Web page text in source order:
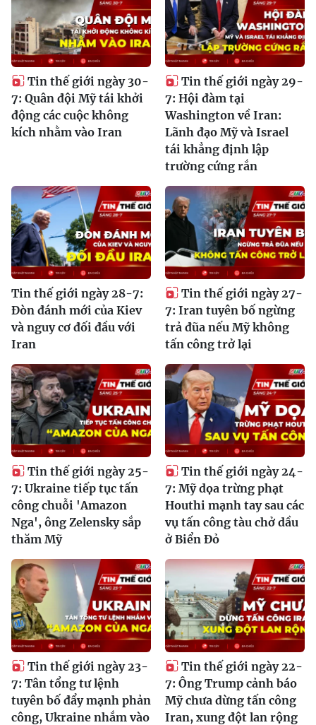
Tin thế giới ngày 30-
7: Quân đội Mỹ tái khởi
động các cuộc không
kích nhằm vào Iran
Tin thế giới ngày 29-
7: Hội đàm tại
Washington về Iran:
Lãnh đạo Mỹ và Israel
tái khẳng định lập
trường cứng rắn
Tin thế giới ngày 28-7:
Đòn đánh mới của Kiev
và nguy cơ đối đầu với
Iran
Tin thế giới ngày 27-
7: Iran tuyên bố ngừng
trả đũa nếu Mỹ không
tấn công trở lại
Tin thế giới ngày 25-
7: Ukraine tiếp tục tấn
công chuỗi 'Amazon
Nga', ông Zelensky sắp
thăm Mỹ
Tin thế giới ngày 24-
7: Mỹ dọa trừng phạt
Houthi mạnh tay sau các
vụ tấn công tàu chở dầu
ở Biển Đỏ
Tin thế giới ngày 23-
7: Tân tổng tư lệnh
tuyên bố đẩy mạnh phản
công, Ukraine nhắm vào
Tin thế giới ngày 22-
7: Ông Trump cảnh báo
Mỹ chưa dừng tấn công
Iran, xung đột lan rộng